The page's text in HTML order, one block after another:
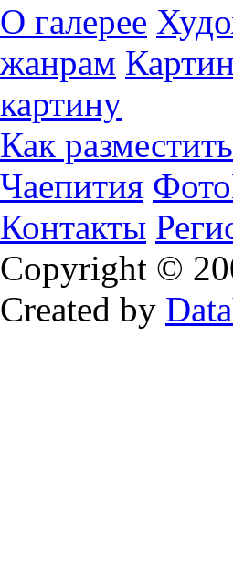
О галерее
жанрам
картину
Как
Чаепития
Контакты
Copyright ©
Created by